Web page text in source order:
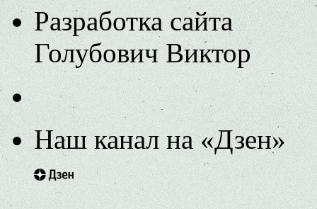
Разработка сайта
Голубович Виктор
Наш канал на «Дзен»